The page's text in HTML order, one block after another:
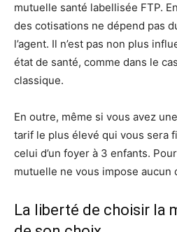
mutuelle santé labellisée FTP.
des cotisations ne dépend pas
l’agent. Il n’est pas non plus
état de santé, comme dans le
classique.
En outre, même si vous avez
tarif le plus élevé qui vous sera
celui d’un foyer à 3 enfants.
mutuelle ne vous impose aucun
La liberté de choisir la